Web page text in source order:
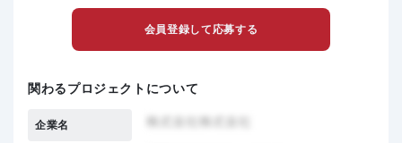
会員登録して応募する
関わるプロジェクトについて
企業名